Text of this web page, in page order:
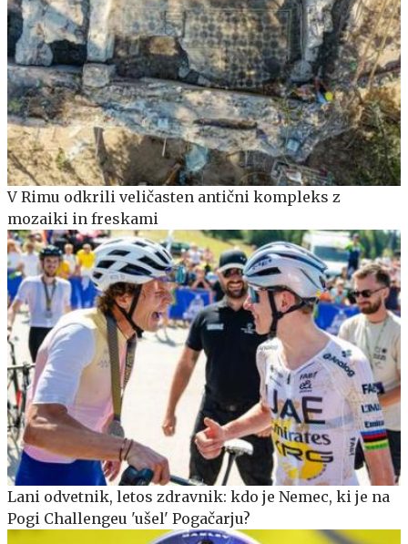
V Rimu odkrili veličasten antični kompleks z
mozaiki in freskami
Lani odvetnik, letos zdravnik: kdo je Nemec, ki je na
Pogi Challengeu 'ušel' Pogačarju?